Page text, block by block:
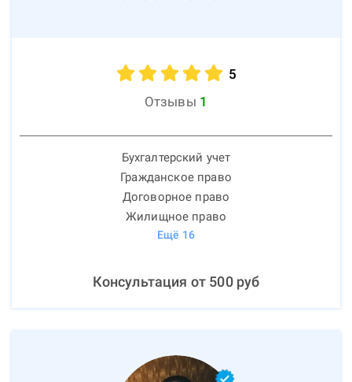
5
Отзывы 1
Бухгалтерский учет
Гражданское право
Договорное право
Жилищное право
Ещё 16
Консультация от 500руб